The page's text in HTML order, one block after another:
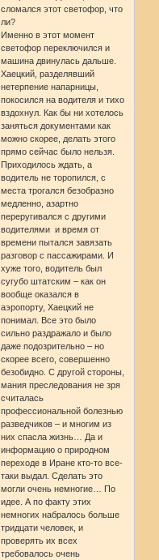
сломался этот светофор, что
ли?
Именно в этот момент
светофор переключился и
машина двинулась дальше.
Хаецкий, разделявший
нетерпение напарницы,
покосился на водителя и тихо
вздохнул. Как бы ни хотелось
заняться документами как
можно скорее, делать этого
прямо сейчас было нельзя.
Приходилось ждать, а
водитель не торопился, с
места трогался безобразно
медленно, азартно
переругивался с другими
водителями и время от
времени пытался завязать
разговор с пассажирами. И
хуже того, водитель был
сугубо штатским – как он
вообще оказался в
аэропорту, Хаецкий не
понимал. Все это было
сильно раздражало и было
даже подозрительно – но
скорее всего, совершенно
безобидно. С другой стороны,
мания преследования не зря
считалась
профессиональной болезнью
разведчиков – и многим из
них спасла жизнь… Да и
информацию о природном
переходе в Иране кто-то все-
таки выдал. Сделать это
могли очень немногие… По
идее. А по факту этих
немногих набралось больше
тридцати человек, и
проверять их всех
требовалось очень